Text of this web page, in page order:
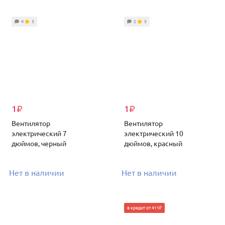
1 ₽
4 5
Вентилятор
электрический 7
дюймов, черный
Нет в наличии
1 ₽
2 5
Вентилятор
электрический 10
дюймов, красный
Нет в наличии
в кредит от 411₽